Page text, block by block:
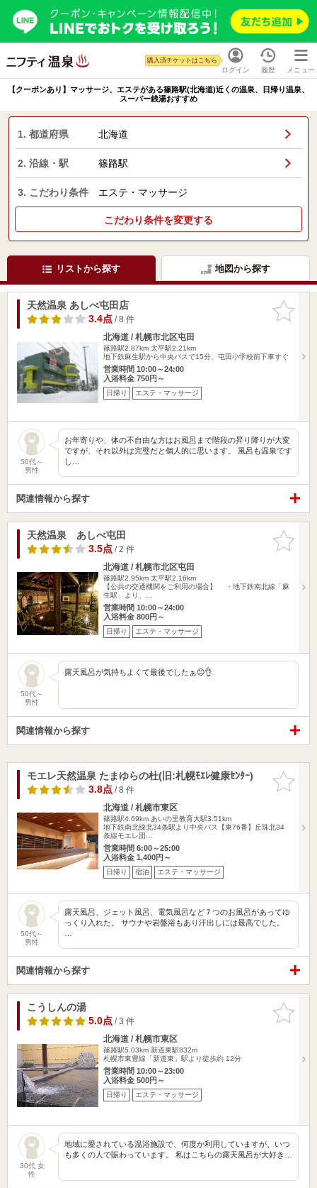
ログイン
購入済チケットはこちら
履歴 メニュー
【クーポンあり】マッサージ、エステがある篠路駅(北海道)近くの温泉、日帰り温泉、
スーパー銭湯おすすめ
1. 都道府県 北海道
2. 沿線・駅 篠路駅
3. こだわり条件 エステ・マッサージ
こだわり条件を変更する
リストから探す 地図から探す
お気に入
りに追加
天然温泉 あしべ屯田店
3.4点/ 8 件
北海道 / 札幌市北区屯田
篠路駅2.87km 太平駅2.21km
地下鉄麻生駅から中央バスで15分、屯田小学校前下車すぐ
営業時間 10:00～24:00
入浴料金 750円～
日帰り エステ・マッサージ
50代～
男性
お年寄りや、体の不自由な方はお風呂まで階段の昇り降りが大変
ですが、それ以外は完璧だと個人的に思います。 風呂も温泉です
し…
関連情報から探す
お気に入
りに追加
天然温泉 あしべ屯田
3.5点/ 2 件
北海道 / 札幌市北区屯田
篠路駅2.95km 太平駅2.16km
【公共の交通機関をご利用の場合】 ・地下鉄南北線「麻
生駅」より、…
営業時間 10:00～24:00
入浴料金 800円～
日帰り エステ・マッサージ
50代～
男性
露天風呂が気持ちよくて最後でしたぁ😊👌
関連情報から探す
お気に入
りに追加
モエレ天然温泉 たまゆらの杜(旧:札幌ﾓｴﾚ健康ｾﾝﾀｰ)
3.8点/ 8 件
北海道 / 札幌市東区
篠路駅4.69km あいの里教育大駅3.51km
地下鉄南北線北34条駅より中央バス【東76番】丘珠北34
条線モエレ団…
営業時間 6:00～25:00
入浴料金 1,400円～
日帰り 宿泊 エステ・マッサージ
50代～
男性
露天風呂、ジェット風呂、電気風呂など７つのお風呂があってゆ
っくり入れた。 サウナや岩盤浴もあり汗出しには最高でした。
関連情報から探す
お気に入
りに追加
こうしんの湯
5.0点/ 3 件
北海道 / 札幌市東区
篠路駅5.03km 新道東駅832m
札幌市東豊線「新道東」駅より徒歩約 12分
営業時間 10:00～23:00
入浴料金 500円～
日帰り エステ・マッサージ
30代 女
性
地域に愛されている温浴施設で、何度か利用していますが、いつ
も多くの人で賑わっています。 私はこちらの露天風呂が大好き…